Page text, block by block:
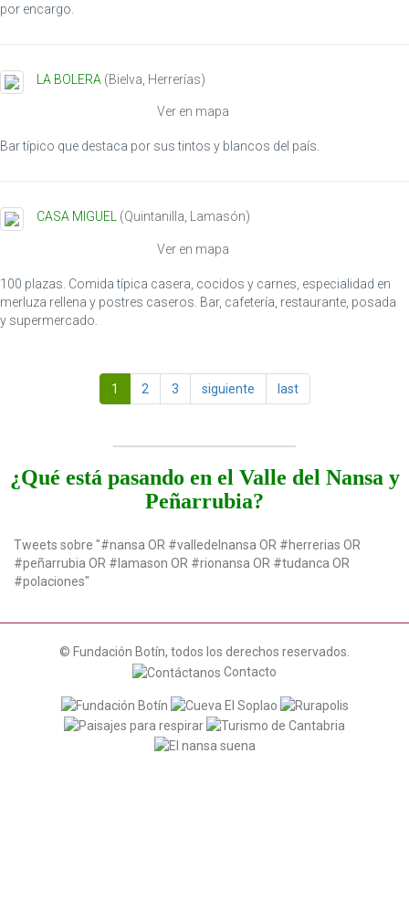
por encargo.
LA BOLERA (Bielva Herrerías)
Ver en mapa
Bar típico que destaca por sus tintos y blancos del país.
CASA MIGUEL (Quintanilla Lamasón)
Ver en mapa
100 plazas. Comida típica casera, cocidos y carnes, especialidad en
merluza rellena y postres caseros. Bar, cafetería, restaurante, posada
y supermercado.
1 2 3 siguiente last
¿Qué está pasando en el Valle del Nansa y
Peñarrubia?
Tweets sobre "#nansa OR #valledelnansa OR #herrerias OR
#peñarrubia OR #lamason OR #rionansa OR #tudanca OR
#polaciones"
© Fundación Botín, todos los derechos reservados.
Contacto